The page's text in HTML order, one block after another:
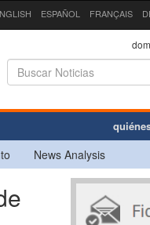
ESPAÑOL FRANÇAIS
News Analysis